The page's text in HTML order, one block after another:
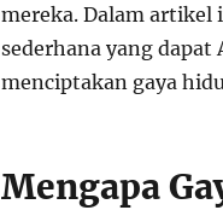
mereka. Dalam artikel
sederhana yang
menciptakan gaya
Mengapa